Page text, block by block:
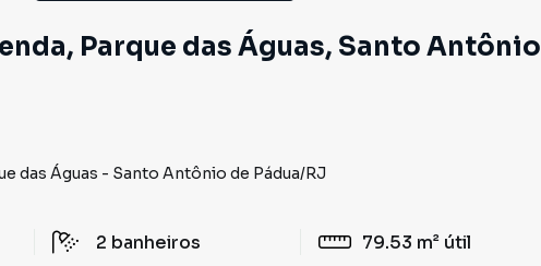
Parque das Águas, Santo Antônio
das Águas - Santo Antônio de Pádua/RJ
2 banheiros 79.53 m² útil